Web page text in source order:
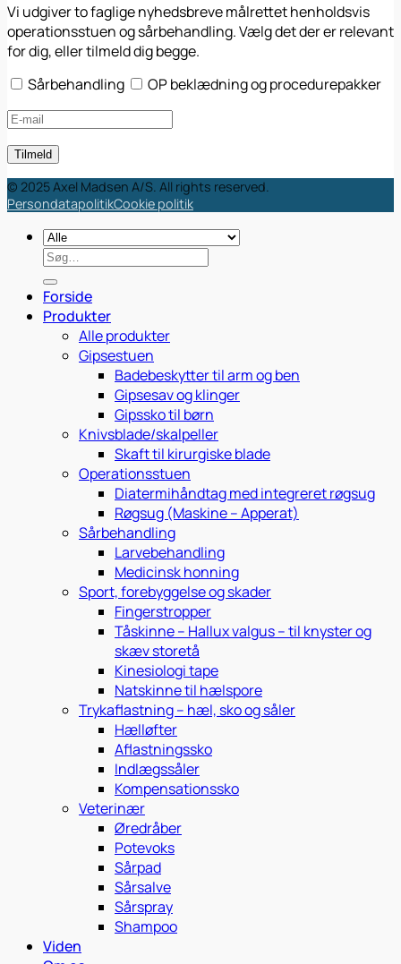
Vi udgiver to faglige nyhedsbreve målrettet henholdsvis
operationsstuen og sårbehandling. Vælg det der er relevant
for dig, eller tilmeld dig begge.
Sårbehandling
OP beklædning og procedurepakker
© 2025 Axel Madsen A/S. All rights reserved.
PersondatapolitikCookie politik
Søg
efter:
Forside
Produkter
Alle produkter
Gipsestuen
Badebeskytter til arm og ben
Gipsesav og klinger
Gipssko til børn
Knivsblade/skalpeller
Skaft til kirurgiske blade
Operationsstuen
Diatermihåndtag med integreret røgsug
Røgsug (Maskine – Apperat)
Sårbehandling
Larvebehandling
Medicinsk honning
Sport, forebyggelse og skader
Fingerstropper
Tåskinne – Hallux valgus – til knyster og
skæv storetå
Kinesiologi tape
Natskinne til hælspore
Trykaflastning – hæl, sko og såler
Hælløfter
Aflastningssko
Indlægssåler
Kompensationssko
Veterinær
Øredråber
Potevoks
Sårpad
Sårsalve
Sårspray
Shampoo
Viden